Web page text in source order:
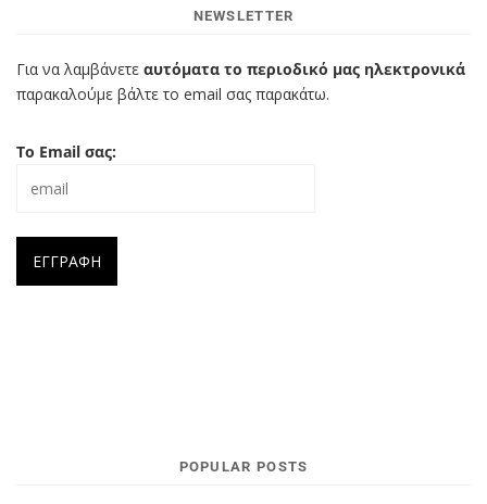
NEWSLETTER
Για να λαμβάνετε αυτόματα το περιοδικό μας ηλεκτρονικά
παρακαλούμε βάλτε το email σας παρακάτω.
Το Email σας:
POPULAR POSTS